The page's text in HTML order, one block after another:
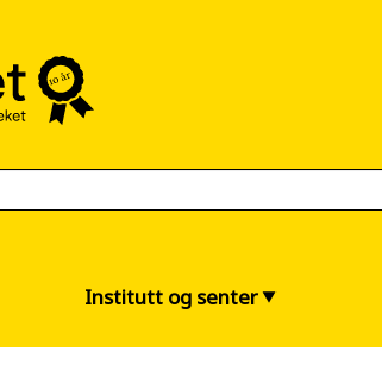
Institutt og senter